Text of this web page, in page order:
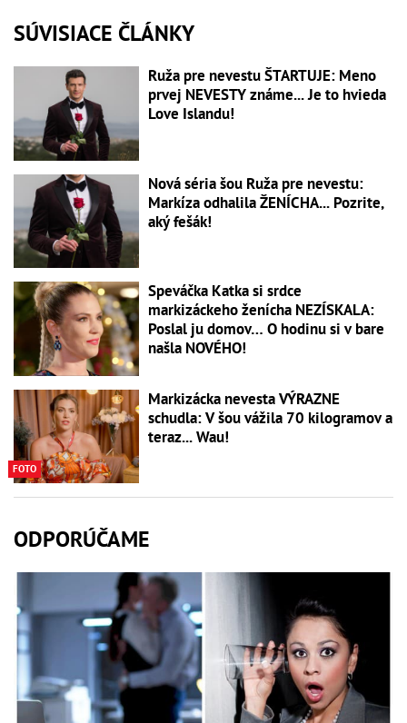
SÚVISIACE ČLÁNKY
Ruža pre nevestu ŠTARTUJE: Meno
prvej NEVESTY známe... Je to hvieda
Love Islandu!
Nová séria šou Ruža pre nevestu:
Markíza odhalila ŽENÍCHA... Pozrite,
aký fešák!
Speváčka Katka si srdce
markizáckeho ženícha NEZÍSKALA:
Poslal ju domov… O hodinu si v bare
našla NOVÉHO!
FOTO
Markizácka nevesta VÝRAZNE
schudla: V šou vážila 70 kilogramov a
teraz... Wau!
ODPORÚČAME